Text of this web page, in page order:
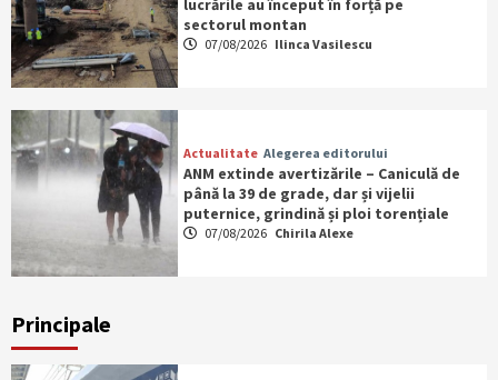
lucrările au început în forță pe
sectorul montan
07/08/2026 Ilinca Vasilescu
Actualitate Alegerea editorului
ANM extinde avertizările – Caniculă de
până la 39 de grade, dar și vijelii
puternice, grindină și ploi torențiale
07/08/2026 Chirila Alexe
Principale